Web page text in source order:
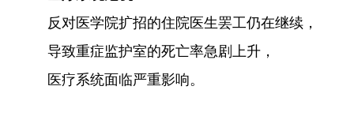
反对医学院扩招的住院医生罢工仍在继续，
导致重症监护室的死亡率急剧上升，
医疗系统面临严重影响。